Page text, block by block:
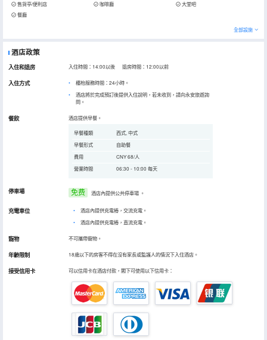
售貨亭/便利店 咖啡廳
大堂吧
餐廳
全部設施
酒店政策
入住和退房 入住時間：14:00以後 退房時間：12:00以前
入住方式
櫃枱服務時間：24小時。
酒店將於完成預訂後提供入住說明，若未收到，請向永安旅遊詢
問。
餐飲 酒店提供早餐。
早餐種類
西式, 中式
早餐形式
自助餐
費用
CNY 68/人
營業時間
06:30 - 10:00 每天
停車場 免费 酒店內提供公共停車場 。
充電車位 •
酒店內提供充電樁，交流充電。
•
酒店內提供充電樁，直流充電。
寵物 不可攜帶寵物。
年齡限制 18歲以下的房客不得在沒有家長或監護人的情況下入住酒店。
接受信用卡 可以信用卡在酒店付款，閣下可使用以下信用卡：